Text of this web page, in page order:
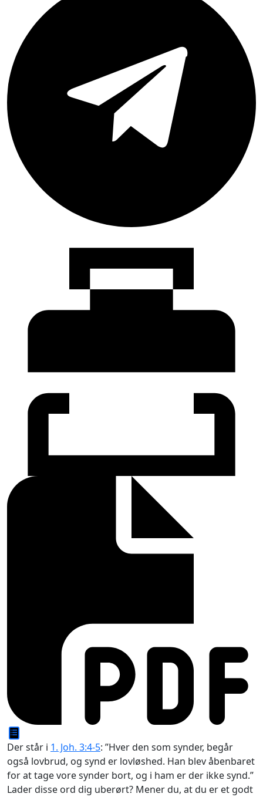
Der står i 1. Joh. 3:4-5: ”Hver den som synder, begår
også lovbrud, og synd er lovløshed. Han blev åbenbaret
for at tage vore synder bort, og i ham er der ikke synd.”
Lader disse ord dig uberørt? Mener du, at du er et godt